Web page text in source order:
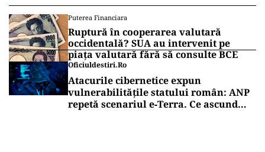
Puterea Financiara
Ruptură în cooperarea valutară
occidentală? SUA au intervenit pe
piața valutară fără să consulte BCE
Oficiuldestiri.ro
Atacurile cibernetice expun
vulnerabilitățile statului român: ANP
repetă scenariul e‑Terra. Ce ascund